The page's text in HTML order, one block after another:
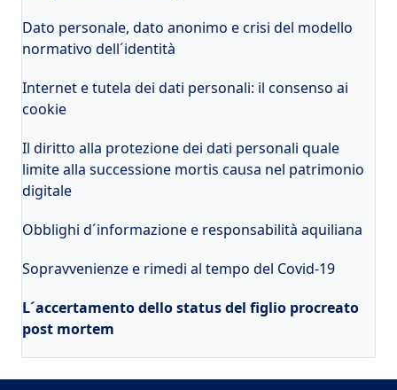
Dato personale, dato anonimo e crisi del modello
normativo dell´identità
Internet e tutela dei dati personali: il consenso ai
cookie
Il diritto alla protezione dei dati personali quale
limite alla successione mortis causa nel patrimonio
digitale
Obblighi d´informazione e responsabilità aquiliana
Sopravvenienze e rimedi al tempo del Covid-19
L´accertamento dello status del figlio procreato
post mortem